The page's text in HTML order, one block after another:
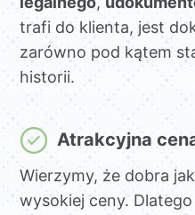
trafi do klienta, jest
zarówno pod kątem
historii.
Atrakcyjna
Wierzymy, że dobra
wysokiej ceny.